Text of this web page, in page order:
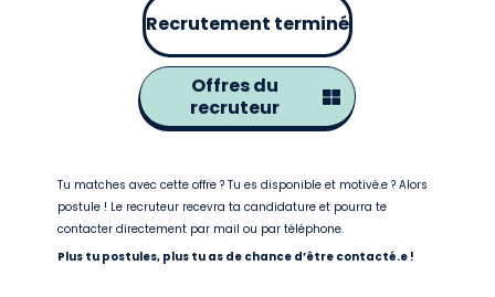
Recrutement terminé
Offres du
recruteur
Tu matches avec cette offre ? Tu es disponible et motivé.e ? Alors
postule ! Le recruteur recevra ta candidature et pourra te
contacter directement par mail ou par téléphone.
Plus tu postules, plus tu as de chance d’être contacté.e !